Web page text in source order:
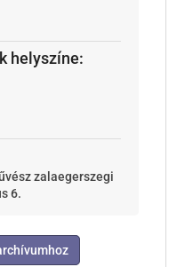
helyszíne:
zalaegerszegi
6.